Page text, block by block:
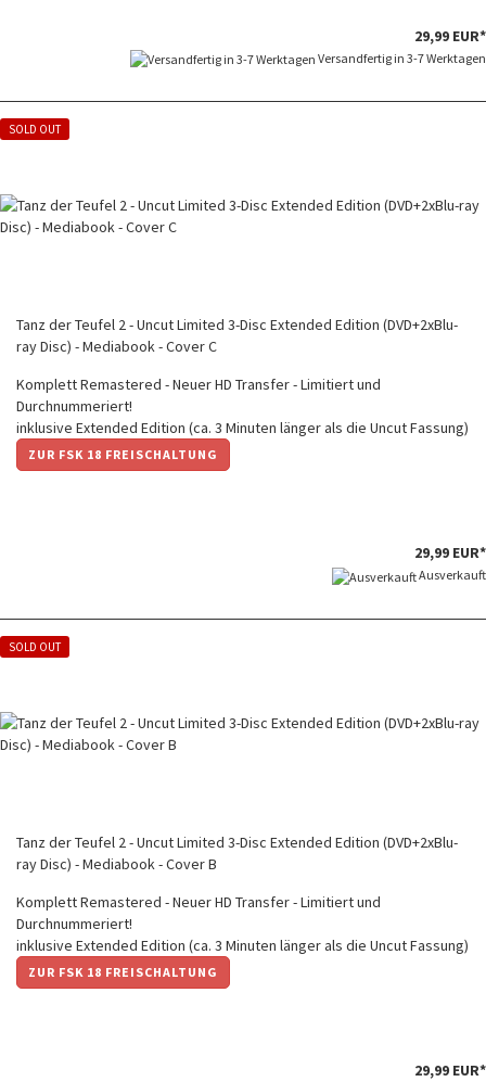
29,99 EUR*
Versandfertig in 3-7 Werktagen
SOLD OUT
Tanz der Teufel 2 - Uncut Limited 3-Disc Extended Edition (DVD+2xBlu-
ray Disc) - Mediabook - Cover C
Komplett Remastered - Neuer HD Transfer - Limitiert und
Durchnummeriert!
inklusive Extended Edition (ca. 3 Minuten länger als die Uncut Fassung)
ZUR FSK 18 FREISCHALTUNG
29,99 EUR*
Ausverkauft
SOLD OUT
Tanz der Teufel 2 - Uncut Limited 3-Disc Extended Edition (DVD+2xBlu-
ray Disc) - Mediabook - Cover B
Komplett Remastered - Neuer HD Transfer - Limitiert und
Durchnummeriert!
inklusive Extended Edition (ca. 3 Minuten länger als die Uncut Fassung)
ZUR FSK 18 FREISCHALTUNG
29,99 EUR*